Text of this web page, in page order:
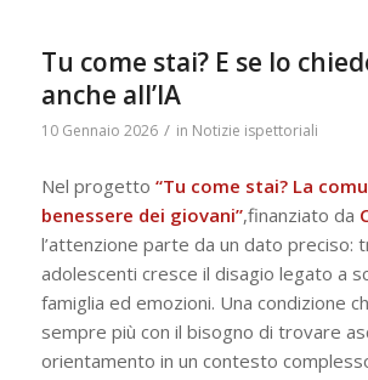
Tu come stai? E se lo
anche all’IA
10 Gennaio 2026 / in Notizie ispettoriali
Nel progetto “Tu come stai? La
benessere dei giovani”,finanziato da
l’attenzione parte da un dato preciso:
adolescenti cresce il disagio legato a
famiglia ed emozioni. Una condizione
sempre più con il bisogno di trovare
orientamento in un contesto